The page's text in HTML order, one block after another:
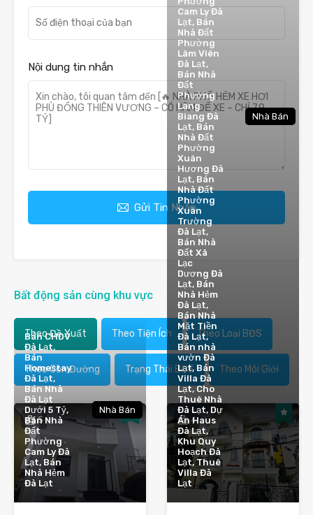
Nội dung tin nhắn
Gửi Tin Nhắn
Bất động sản cùng khu vực
Theo Đề Xuất Theo Tiện Ích Theo Loại BĐS
Theo Con Đường Trạng Thái BĐS Theo Môi Giới
5
Bán CHDV
Đà Lạt,
Bán
Homestay
Đà Lạt,
Bán Nhà
Đà Lạt
Dưới 5 Tỷ,
Bán Nhà
Đất
Phường
Cam Ly Đà
Lạt, Bán
Nhà Hẻm
Đà Lạt
Nhà Bán
4
Cam Ly Đà
Lạt, Bán
Nhà Đất
Phường
Lâm Viên
Đà Lạt,
Bán Nhà
Đất
Phường
Lang
Biang Đà
Lạt, Bán
Nhà Đất
Phường
Xuân
Hương Đà
Lạt, Bán
Nhà Đất
Phường
Xuân
Trường
Đà Lạt,
Bán Nhà
Đất Xã
Lạc
Dương Đà
Lạt, Bán
Nhà Hẻm
Đà Lạt,
Bán Nhà
Mặt Tiền
Đà Lạt,
Bán nhà
vườn Đà
Lạt, Bán
Villa Đà
Lạt, Cho
Thuê Nhà
Đà Lạt, Dự
Án Haus
Đà Lạt,
Khu Quy
Hoạch Đà
Lạt, Thuê
Villa Đà
Lạt
Nhà Bán